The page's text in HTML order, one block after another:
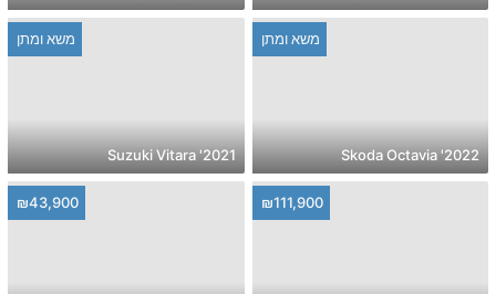
משא ומתן
2022' Skoda Octavia
משא ומתן
2021' Suzuki Vitara
₪111,900
₪43,900